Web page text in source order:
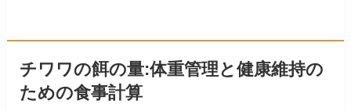
チワワの餌の量:体重管理と健康維持の
ための食事計算